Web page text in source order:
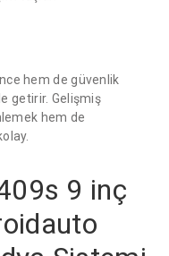
hem de güvenlik
getirir. Gelişmiş
hem de
9 inç